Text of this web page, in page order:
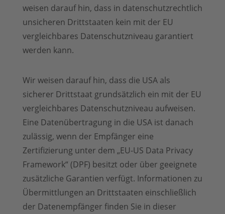
weisen darauf hin, dass in datenschutzrechtlich
unsicheren Drittstaaten kein mit der EU
vergleichbares Datenschutzniveau garantiert
werden kann.
Wir weisen darauf hin, dass die USA als
sicherer Drittstaat grundsätzlich ein mit der EU
vergleichbares Datenschutzniveau aufweisen.
Eine Datenübertragung in die USA ist danach
zulässig, wenn der Empfänger eine
Zertifizierung unter dem „EU-US Data Privacy
Framework“ (DPF) besitzt oder über geeignete
zusätzliche Garantien verfügt. Informationen zu
Übermittlungen an Drittstaaten einschließlich
der Datenempfänger finden Sie in dieser